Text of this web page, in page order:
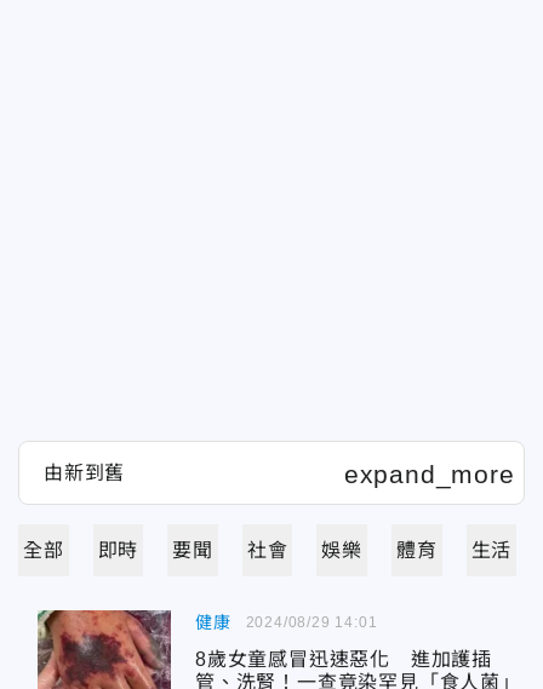
全部 即時 要聞 社會 娛樂 體育 生活
健康
8歲女童感冒迅速惡化 進加護插
管、洗腎！一查竟染罕見「食人菌」
2024/08/29 14:01